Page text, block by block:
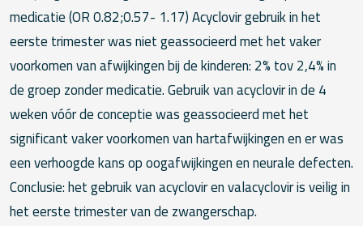
medicatie (OR 0.82;0.57- 1.17) Acyclovir gebruik in het
eerste trimester was niet geassocieerd met het vaker
voorkomen van afwijkingen bij de kinderen: 2% tov 2,4% in
de groep zonder medicatie. Gebruik van acyclovir in de 4
weken vóór de conceptie was geassocieerd met het
significant vaker voorkomen van hartafwijkingen en er was
een verhoogde kans op oogafwijkingen en neurale defecten.
Conclusie: het gebruik van acyclovir en valacyclovir is veilig in
het eerste trimester van de zwangerschap.